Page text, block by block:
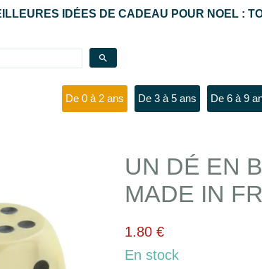
IDÉES DE CADEAU POUR NOEL :
search
De 0 à 2 ans De 3 à 5 ans De 6 à 9
UN DÉ EN
MADE IN
1.80 €
En stock